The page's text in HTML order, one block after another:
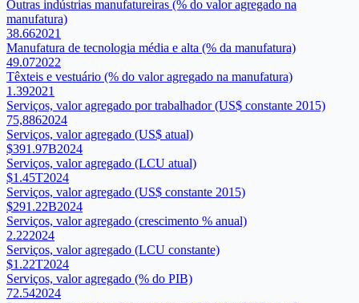
Outras indústrias manufatureiras (% do valor agregado na
manufatura)
38.662021
Manufatura de tecnologia média e alta (% da manufatura)
49.072022
Têxteis e vestuário (% do valor agregado na manufatura)
1.392021
Serviços, valor agregado por trabalhador (US$ constante 2015)
75,8862024
Serviços, valor agregado (US$ atual)
$391.97B2024
Serviços, valor agregado (LCU atual)
$1.45T2024
Serviços, valor agregado (US$ constante 2015)
$291.22B2024
Serviços, valor agregado (crescimento % anual)
2.222024
Serviços, valor agregado (LCU constante)
$1.22T2024
Serviços, valor agregado (% do PIB)
72.542024